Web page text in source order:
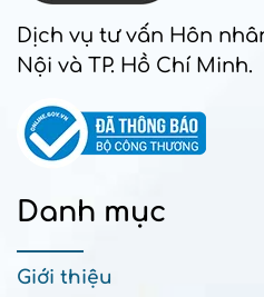
Dịch vụ tư vấn Hôn
Nội và TP. Hồ Chí Minh.
Danh mục
Giới thiệu